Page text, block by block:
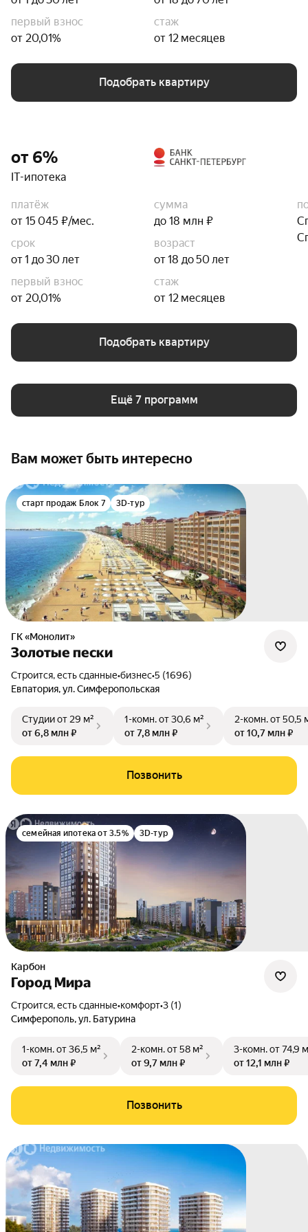
первый взнос
от 20,01%
стаж
от 12 месяцев
Подобрать квартиру
от 6%
IT-ипотека
платёж
от 15 045 ₽/мес.
сумма
до 18 млн ₽
срок
от 1 до 30 лет
возраст
от 18 до 50 лет
первый взнос
от 20,01%
стаж
от 12 месяцев
Подобрать квартиру
Ещё 7 программ
Вам может быть интересно
старт продаж Блок 7 3D-тур
ГК «Монолит»
Золотые пески
Строится, есть сданные•бизнес•5 (1696)
Евпатория,ул. Симферопольская
Студииот 29 м²
от 6,8 млн ₽
1-комн.от 30,6 м²
от 7,8 млн ₽
2-комн.от 50,5
от 10,7 млн ₽
Позвонить
семейная ипотека от 3.5% 3D-тур
Карбон
Город Мира
Строится, есть сданные•комфорт•3 (1)
Симферополь,ул. Батурина
1-комн.от 36,5 м²
от 7,4 млн ₽
2-комн.от 58 м²
от 9,7 млн ₽
3-комн.от 74,9
от 12,1 млн ₽
Позвонить